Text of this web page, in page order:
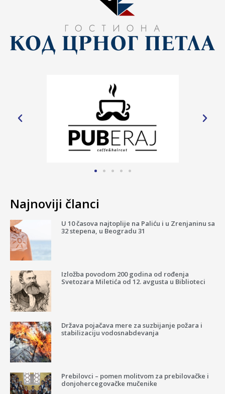
Najnoviji članci
U 10 časova najtoplije na Paliću i u Zrenjaninu sa
32 stepena, u Beogradu 31
Izložba povodom 200 godina od rođenja
Svetozara Miletića od 12. avgusta u Biblioteci
Država pojačava mere za suzbijanje požara i
stabilizaciju vodosnabdevanja
Prebilovci – pomen molitvom za prebilovačke i
donjohercegovačke mučenike